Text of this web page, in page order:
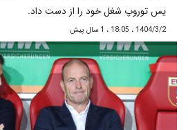
یس توروپ شغل خود را از دست داد.
1404/3/2 ، 18:05 ، 1 سال پیش